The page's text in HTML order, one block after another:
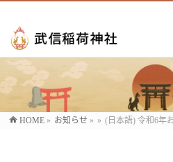
HOME » お知らせ » » (日本語) 令和6年